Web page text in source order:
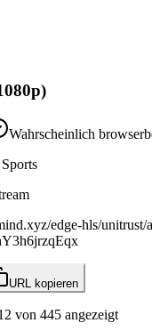
Wahrscheinlich
edge-hls/unitrust/
URL kopieren
von 445 angezeigt